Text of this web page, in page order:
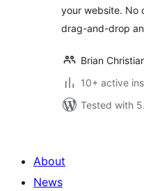
your website. No
drag-and-drop
Brian
10+ active
Tested with
About
News